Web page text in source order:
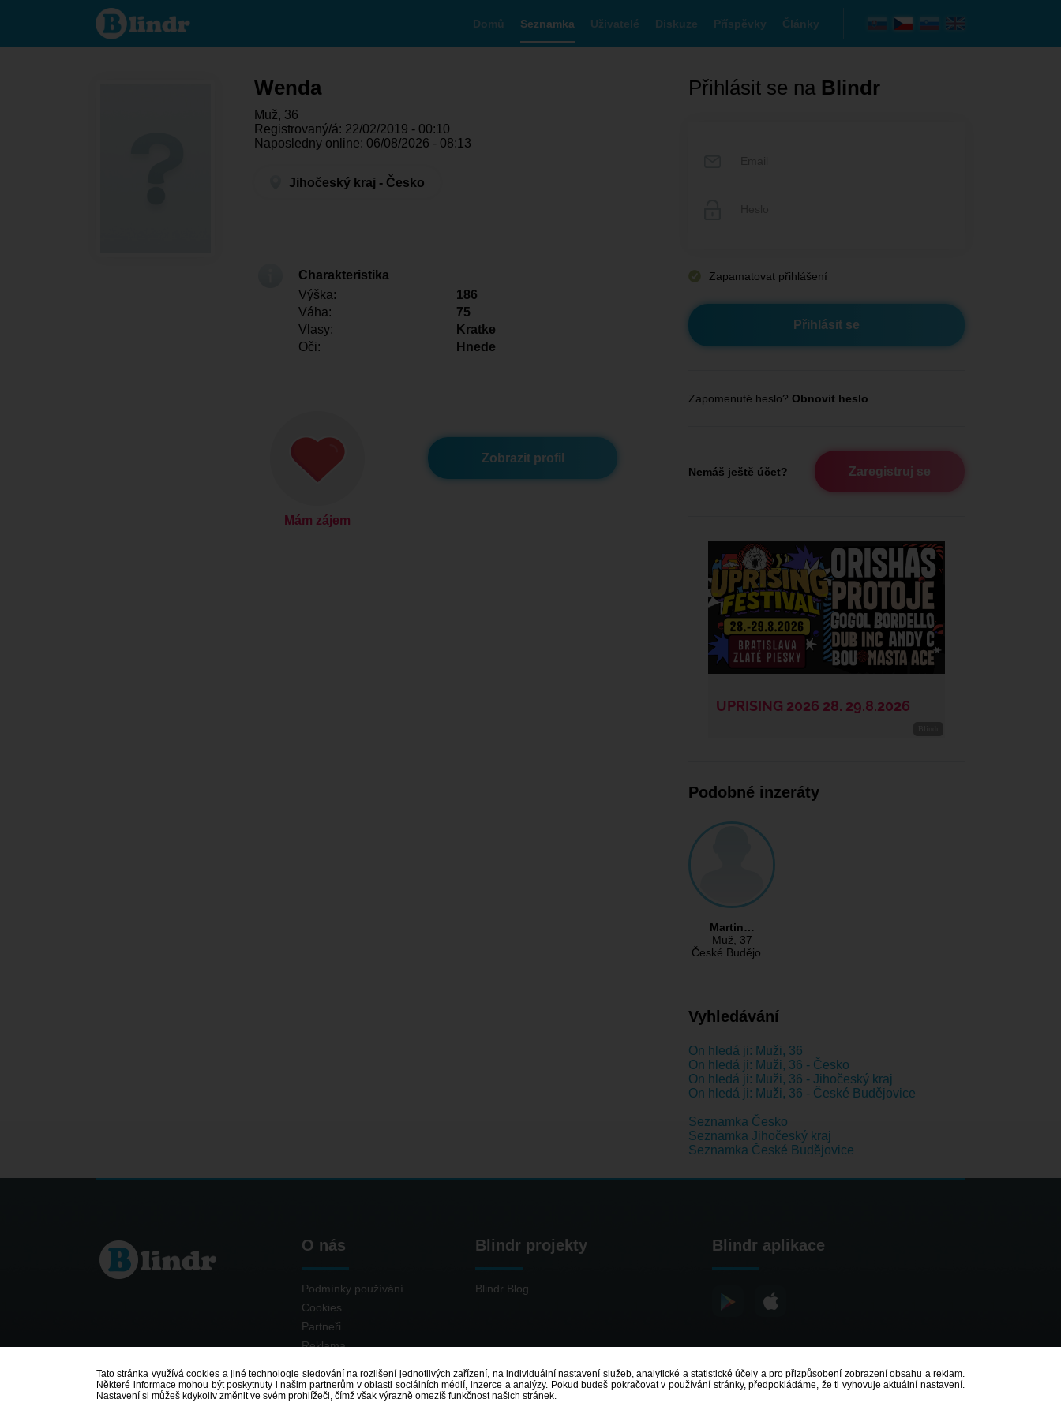
Wenda -
On hledá
někoho
Domů Seznamka Uživatelé Diskuze Příspěvky Články
Wenda
Muž, 36
Registrovaný/á: 22/02/2019 - 00:10
Naposledny online: 06/08/2026 - 08:13
Jihočeský kraj - Česko
Charakteristika
Výška:
186
Váha:
75
Vlasy:
Kratke
Oči:
Hnede
Mám zájem
Zobrazit profil
Přihlásit se na Blindr
Zapamatovat přihlášení
Zapomenuté heslo? Obnovit heslo
Nemáš ještě účet? Zaregistruj se
Podobné inzeráty
Martin…
Muž, 37
České Budějo…
Vyhledávání
On hledá ji: Muži, 36
On hledá ji: Muži, 36 - Česko
On hledá ji: Muži, 36 - Jihočeský kraj
On hledá ji: Muži, 36 - České Budějovice
Seznamka Česko
Seznamka Jihočeský kraj
Seznamka České Budějovice
O nás
Podmínky používání
Cookies
Partneři
Reklama
Blindr projekty
Blindr Blog
Blindr aplikace
Tato stránka využívá cookies a jiné technologie sledování na rozlišení jednotlivých zařízení, na individuální nastavení služeb, analytické a statistické účely a pro přizpůsobení zobrazení obsahu a reklam.
Některé informace mohou být poskytnuty i našim partnerům v oblasti sociálních médií, inzerce a analýzy. Pokud budeš pokračovat v používání stránky, předpokládáme, že ti vyhovuje aktuální nastavení.
Nastavení si můžeš kdykoliv změnit ve svém prohlížeči, čímž však výrazně omezíš funkčnost našich stránek.